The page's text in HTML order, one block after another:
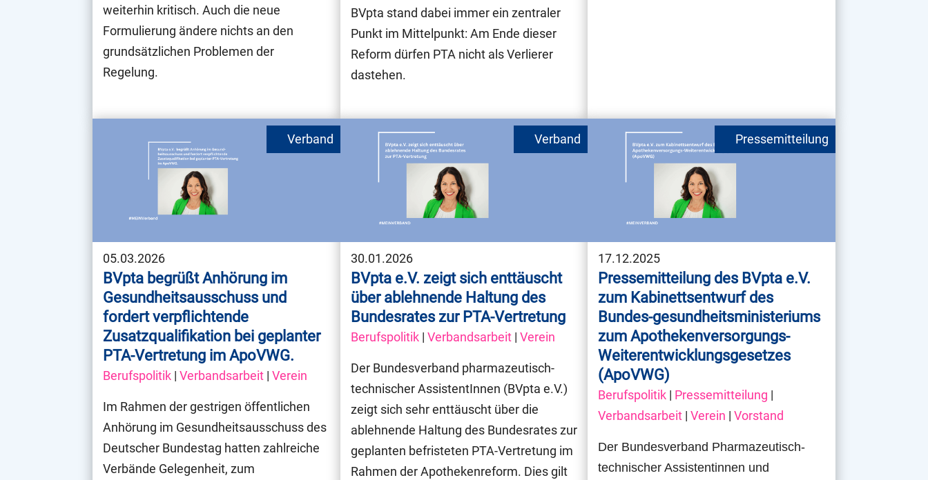
weiterhin kritisch. Auch die neue
Formulierung ändere nichts an den
grundsätzlichen Problemen der
Regelung.
BVpta stand dabei immer ein zentraler
Punkt im Mittelpunkt: Am Ende dieser
Reform dürfen PTA nicht als Verlierer
dastehen.
05.03.2026
BVpta begrüßt Anhörung im
Gesundheitsausschuss und
fordert verpflichtende
Zusatzqualifikation bei geplanter
PTA-Vertretung im ApoVWG.
Berufspolitik |Verbandsarbeit |Verein
Im Rahmen der gestrigen öffentlichen
Anhörung im Gesundheitsausschuss des
Deutscher Bundestag hatten zahlreiche
Verbände Gelegenheit, zum
30.01.2026
BVpta e.V. zeigt sich enttäuscht
über ablehnende Haltung des
Bundesrates zur PTA-Vertretung
Berufspolitik| Verbandsarbeit| Verein
Der Bundesverband pharmazeutisch-
technischer AssistentInnen (BVpta e.V.)
zeigt sich sehr enttäuscht über die
ablehnende Haltung des Bundesrates zur
geplanten befristeten PTA-Vertretung im
Rahmen der Apothekenreform. Dies gilt
17.12.2025
Pressemitteilung des BVpta e.V.
zum Kabinettsentwurf des
Bundes-gesundheitsministeriums
zum Apothekenversorgungs-
Weiterentwicklungsgesetzes
(ApoVWG)
Berufspolitik | Pressemitteilung |
Verbandsarbeit |Verein |Vorstand
Der Bundesverband Pharmazeutisch-
technischer Assistentinnen und